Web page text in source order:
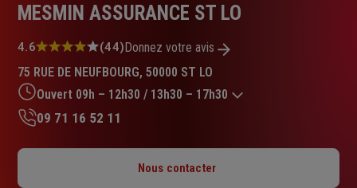
MESMIN ASSURANCE ST LO
Note
4.6
sur
5
étoiles
4.6 (44)Donnez votre avis
75 RUE DE NEUFBOURG, 50000 ST LO
Ouvert 09h – 12h30 / 13h30 – 17h30
Mardi : 09h – 12h30 / 13h30 – 17h30
09 71 16 52 11
Nous contacter